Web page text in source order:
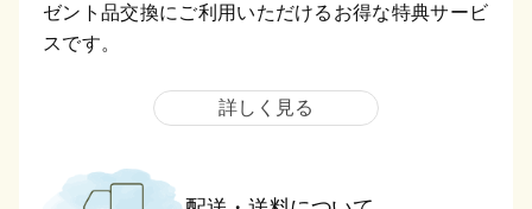
ゼント品交換にご利用いただけるお得な特典サービ
スです。
詳しく見る